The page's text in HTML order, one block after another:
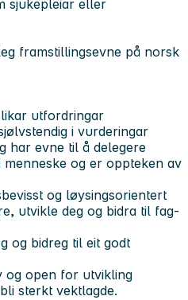
sjukepleiar eller
framstillingsevne på norsk
utfordringar
i vurderingar
har evne til å delegere
menneske og er oppteken av
og løysingsorientert
utvikle deg og bidra til fag-
og bidreg til eit godt
og open for utvikling
sterkt vektlagde.